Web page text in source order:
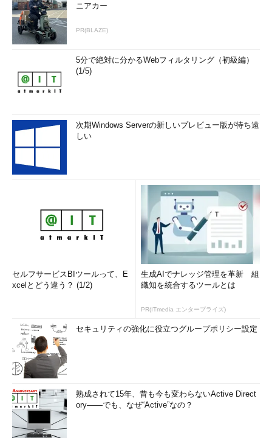
ニアカー
PR(BLAZE)
5分で絶対に分かるWebフィルタリング（初級編）
(1/5)
次期Windows Serverの新しいプレビュー版が待ち遠
しい
セルフサービスBIツールって、E
xcelとどう違う？ (1/2)
生成AIでナレッジ管理を革新 組
織知を統合するツールとは
PR(ITmedia エンタープライズ)
セキュリティの強化に役立つグループポリシー設定
熟成されて15年、昔も今も変わらないActive Direct
ory――でも、なぜ“Active”なの？